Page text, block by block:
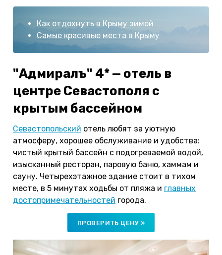
Как отдохнуть в Крыму зимой
Самые красивые места в Крыму
"Адмиралъ" 4* — отель в
центре Севастополя с
крытым бассейном
Севастопольский отель любят за уютную
атмосферу, хорошее обслуживание и удобства:
чистый крытый бассейн с подогреваемой водой,
изысканный ресторан, паровую баню, хаммам и
сауну. Четырехэтажное здание стоит в тихом
месте, в 5 минутах ходьбы от пляжа и главных
достопримечательностей города.
ПРОВЕРИТЬ ЦЕНУ »